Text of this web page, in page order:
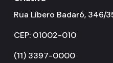
Rua Líbero Badaró, 346/
CEP: 01002-010
(11) 3397-0000